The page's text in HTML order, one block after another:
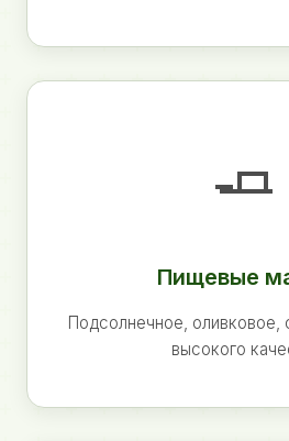
🧈
Пищевые
Подсолнечное, оливковое,
высокого